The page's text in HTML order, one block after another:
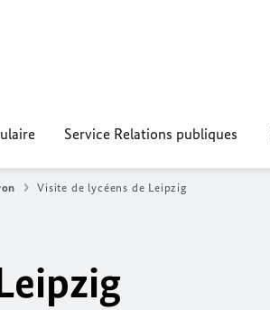
Service Relations publiques
Visite de lycéens de Leipzig